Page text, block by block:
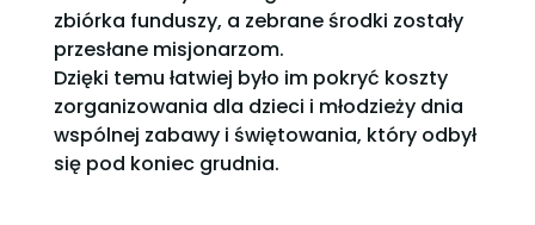
zbiórka funduszy, a zebrane środki zostały
przesłane misjonarzom.
Dzięki temu łatwiej było im pokryć koszty
zorganizowania dla dzieci i młodzieży dnia
wspólnej zabawy i świętowania, który odbył
się pod koniec grudnia.